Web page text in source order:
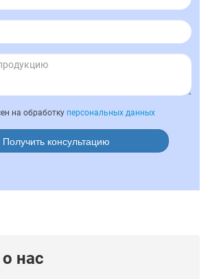
на обработку персональных данных
Получить консультацию
нас